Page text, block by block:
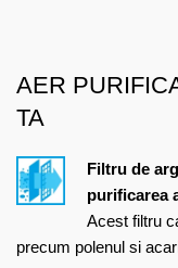
AER
TA
Filtru de
purificarea
Acest filtru
precum polenul si